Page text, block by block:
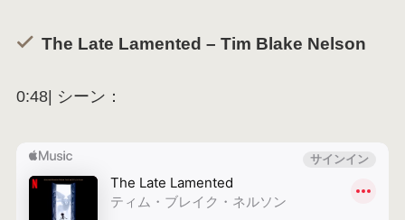
The Late Lamented – Tim Blake Nelson
0:48| シーン：